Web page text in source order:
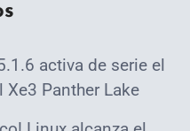
activa de serie el
Panther Lake